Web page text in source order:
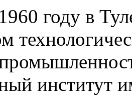
году в
институт